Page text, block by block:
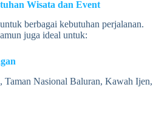
Wisata dan Event
berbagai kebutuhan perjalanan.
juga ideal untuk:
Nasional Baluran, Kawah Ijen,